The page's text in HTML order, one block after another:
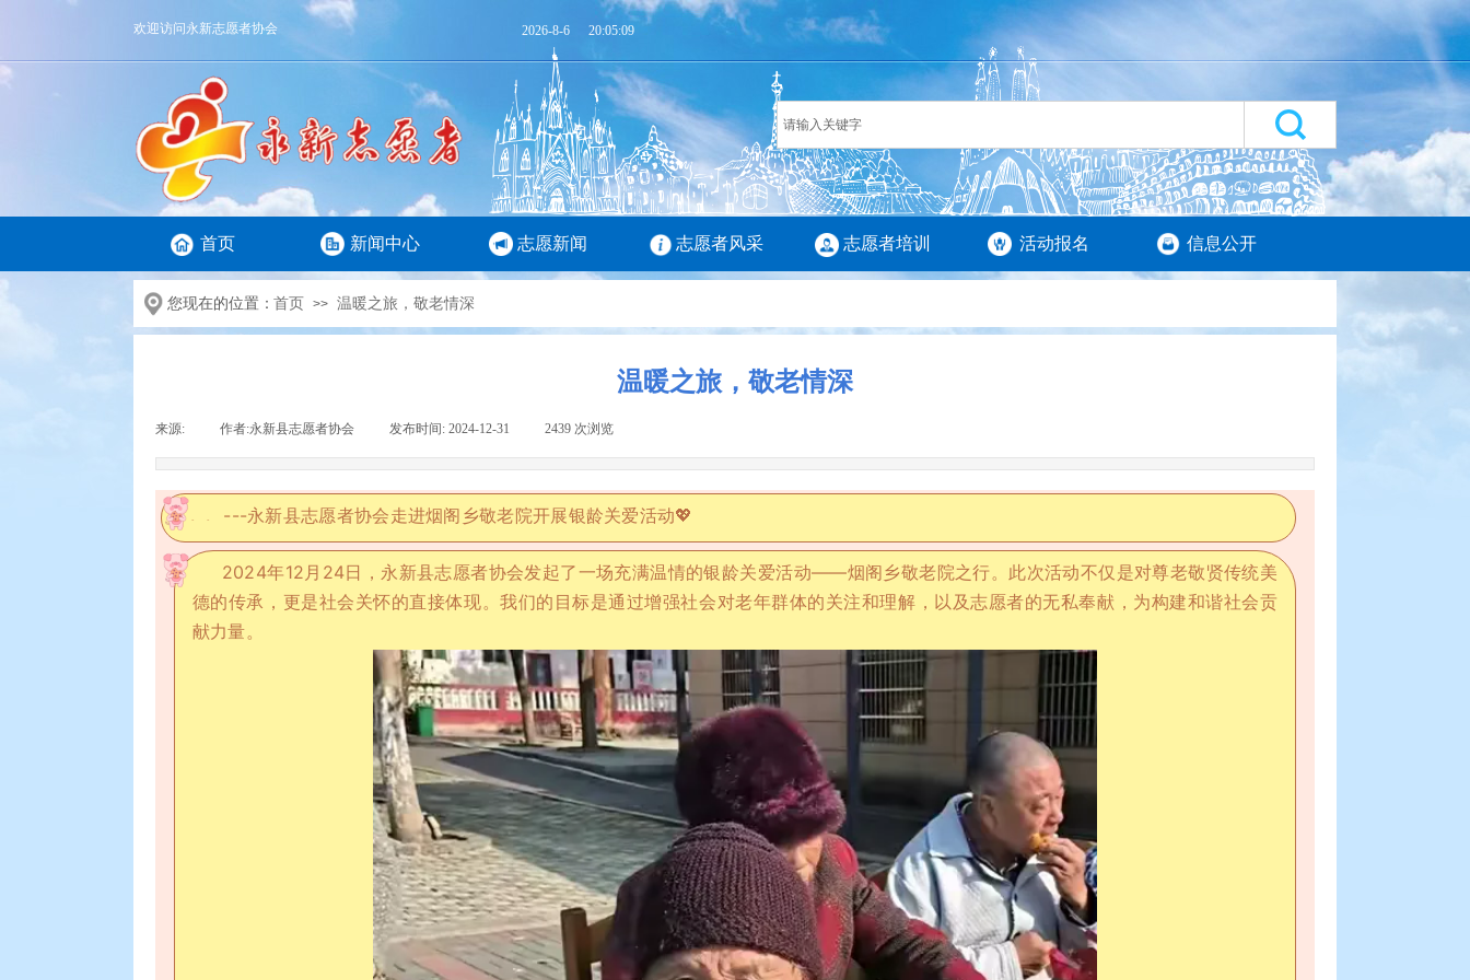
欢迎访问永新志愿者协会 2026-8-6 20:05:10
首页 新闻中心 志愿新闻 志愿者风采 志愿者培训 活动报名 信息公开
您现在的位置：首页 >> 温暖之旅，敬老情深
温暖之旅，敬老情深
来源: 作者:永新县志愿者协会 发布时间: 2024-12-31 2439 次浏览
- - ---永新县志愿者协会走进烟阁乡敬老院开展银龄关爱活动💖
2024年12月24日，永新县志愿者协会发起了一场充满温情的银龄关爱活动——烟阁乡敬老院之行。此次活动不仅是对尊老敬贤传统美
德的传承，更是社会关怀的直接体现。我们的目标是通过增强社会对老年群体的关注和理解，以及志愿者的无私奉献，为构建和谐社会贡
献力量。